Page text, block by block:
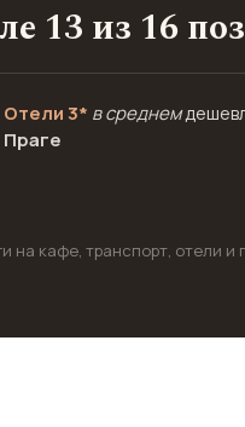
13 из 16
Отели 3* в среднем
Праге
на кафе, транспорт, отели